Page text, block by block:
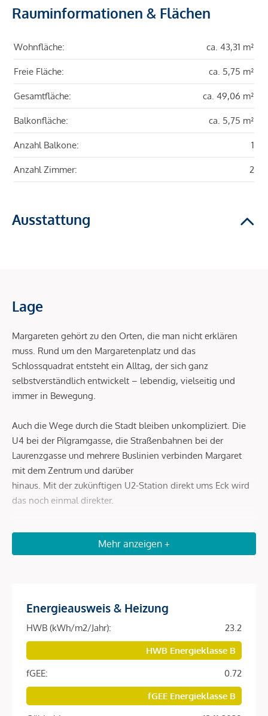
Rauminformationen & Flächen
Wohnfläche: ca. 43,31 m²
Freie Fläche: ca. 5,75 m²
Gesamtfläche: ca. 49,06 m²
Balkonfläche: ca. 5,75 m²
Anzahl Balkone: 1
Anzahl Zimmer: 2
Ausstattung
Lage
Margareten gehört zu den Orten, die man nicht erklären
muss. Rund um den Margaretenplatz und das
Schlossquadrat entsteht ein Alltag, der sich ganz
selbstverständlich entwickelt – lebendig, vielseitig und
immer in Bewegung.
Auch die Wege durch die Stadt bleiben unkompliziert. Die
U4 bei der Pilgramgasse, die Straßenbahnen bei der
Laurenzgasse und mehrere Buslinien verbinden Margaret
mit dem Zentrum und darüber
hinaus. Mit der zukünftigen U2-Station direkt ums Eck wird
das noch einmal direkter.
Beschreibung *
seinen Charakter entwickelt. Margaret ist mehr als ein Ort
zum Wohnen. Es steht für eine Art zu leben – geprägt von
Bewegung, von Stil und von einem Alltag, der sich nicht
planen muss. Hier entsteht ein Lebensgefühl, das sich aus
vielen kleinen Momenten zusammensetzt. Aus dem, was
man täglich erlebttut, und aus dem, was ganz nebenbei
passiert und doch so besonders ist.
Mehr anzeigen +
Energieausweis & Heizung
HWB (kWh/m2/Jahr):
23.2
HWB Energieklasse B
fGEE:
0.72
fGEE Energieklasse B